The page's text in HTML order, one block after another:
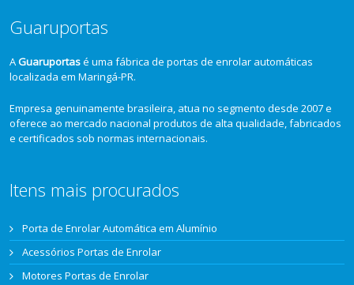
Guaruportas
AGuaruportasé uma fábrica de portas de enrolar automáticas
localizada em Maringá-PR.
Empresa genuinamente brasileira, atua no segmento desde 2007 e
oferece ao mercado nacional produtos de alta qualidade, fabricados
e certificados sob normas internacionais.
Itens mais procurados
Porta de Enrolar Automática em Alumínio
Acessórios Portas de Enrolar
Motores Portas de Enrolar